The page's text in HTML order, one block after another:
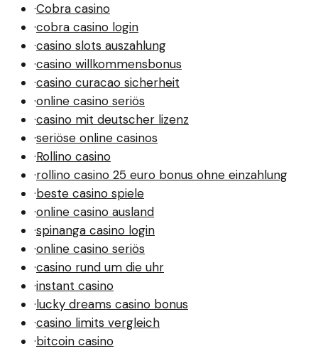
·Cobra casino
·cobra casino login
·casino slots auszahlung
·casino willkommensbonus
·casino curacao sicherheit
·online casino seriös
·casino mit deutscher lizenz
·seriöse online casinos
·Rollino casino
·rollino casino 25 euro bonus ohne einzahlung
·beste casino spiele
·online casino ausland
·spinanga casino login
·online casino seriös
·casino rund um die uhr
·instant casino
·lucky dreams casino bonus
·casino limits vergleich
·bitcoin casino